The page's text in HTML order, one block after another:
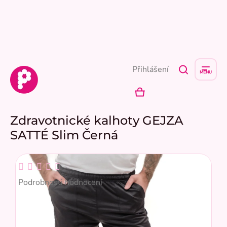
Přihlášení
NÁKUPNÍ
Zdravotnické kalhoty GEJZA
SATTÉ Slim Černá
Průměrné
hodnocení
produktu
Podrobnosti hodnocení